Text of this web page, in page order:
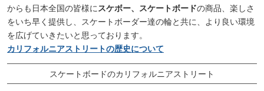
からも日本全国の皆様に スケボー、スケートボードの商品、楽しさ
をいち早く提供し、スケートボーダー達の輪と共に、より良い環境
を広げていきたいと思っております。
カリフォルニアストリートの歴史について
スケートボードのカリフォルニアストリート